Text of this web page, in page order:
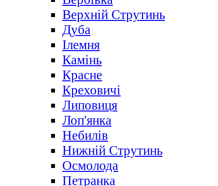
Верхній Струтинь
Дуба
Ілемня
Камінь
Красне
Креховичі
Липовиця
Лоп'янка
Небилів
Нижній Струтинь
Осмолода
Петранка